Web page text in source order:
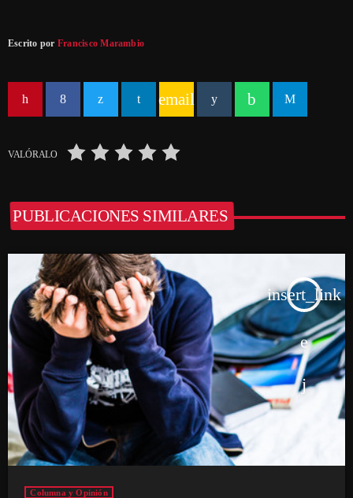
Escrito por Francisco Marambio
email
VALÓRALO
PUBLICACIONES SIMILARES
insert_link
Columna y Opinión